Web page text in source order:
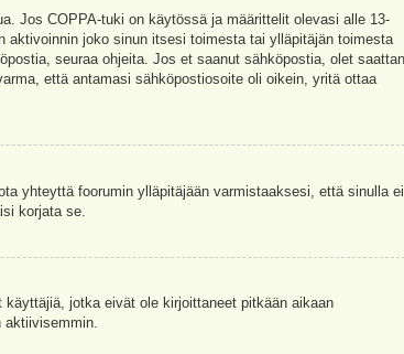
Jos COPPA-tuki on käytössä ja määrittelit olevasi alle 13-
joko sinun itsesi toimesta tai ylläpitäjän toimesta
seuraa ohjeita. Jos et saanut sähköpostia, olet
että antamasi sähköpostiosoite oli oikein, yritä ottaa
yhteyttä foorumin ylläpitäjään varmistaaksesi, että sinulla ei
korjata se.
jotka eivät ole kirjoittaneet pitkään aikaan
aktiivisemmin.